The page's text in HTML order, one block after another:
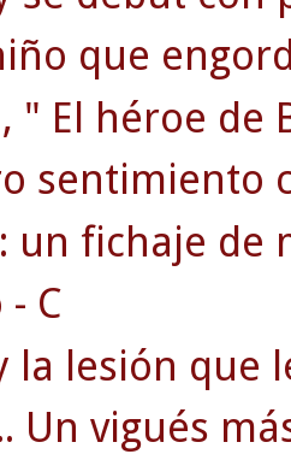
que
" El héroe de
sentimiento
un fichaje de
- C
la lesión que
Un vigués